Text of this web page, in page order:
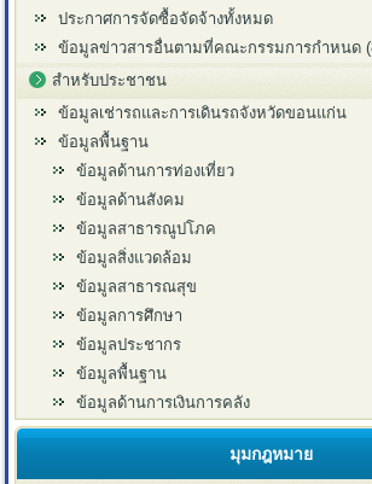
ประกาศการจัดซื้อจัดจ้างทั้งหมด
ข้อมูลข่าวสารอื่นตามที่คณะกรรมการกำหนด
สำหรับประชาชน
ข้อมูลเช่ารถและการเดินรถจังหวัดขอนแก่น
ข้อมูลพื้นฐาน
ข้อมูลด้านการท่องเที่ยว
ข้อมูลด้านสังคม
ข้อมูลสาธารณูปโภค
ข้อมูลสิ่งแวดล้อม
ข้อมูลสาธารณสุข
ข้อมูลการศึกษา
ข้อมูลประชากร
ข้อมูลพื้นฐาน
ข้อมูลด้านการเงินการคลัง
มุมกฎหมาย